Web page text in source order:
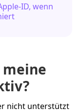
wenn
meine
nicht unterstützt